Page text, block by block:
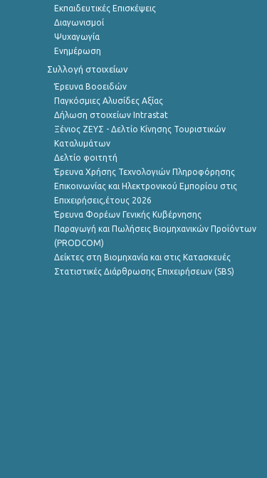
Εκπαιδευτικές Επισκέψεις
Διαγωνισμοί
Ψυχαγωγία
Ενημέρωση
Συλλογή στοιχείων
Έρευνα Βοοειδών
Παγκόσμιες Αλυσίδες Αξίας
Δήλωση στοιχείων Intrastat
Ξένιος ΖΕΥΣ - Δελτίο Κίνησης Τουριστικών
Καταλυμάτων
Δελτίο φοιτητή
Έρευνα Χρήσης Τεχνολογιών Πληροφόρησης
Επικοινωνίας και Ηλεκτρονικού Εμπορίου στις
Επιχειρήσεις,έτους 2026
Έρευνα Φορέων Γενικής Κυβέρνησης
Παραγωγή και Πωλήσεις Βιομηχανικών Προϊόντων
(PRODCOM)
Δείκτες στη Βιομηχανία και στις Κατασκευές
Στατιστικές Διάρθρωσης Επιχειρήσεων (SBS)